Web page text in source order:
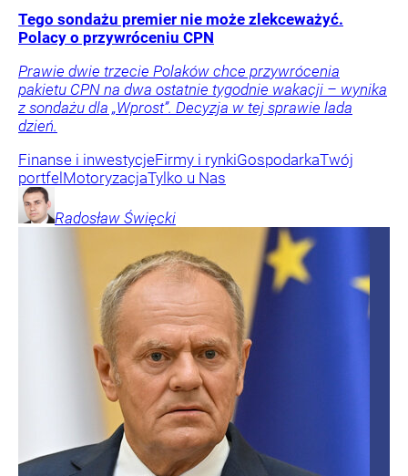
Tego sondażu premier nie może zlekceważyć.
Polacy o przywróceniu CPN
Prawie dwie trzecie Polaków chce przywrócenia
pakietu CPN na dwa ostatnie tygodnie wakacji – wynika
z sondażu dla „Wprost”. Decyzja w tej sprawie lada
dzień.
Finanse i inwestycjeFirmy i rynkiGospodarkaTwój
portfel MotoryzacjaTylko u Nas
Radosław Święcki